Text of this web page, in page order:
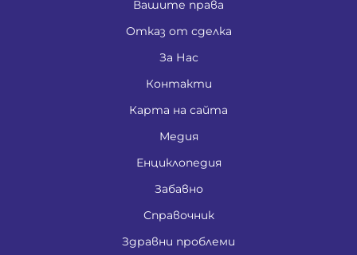
Вашите права
Отказ от сделка
За Нас
Контакти
Карта на сайта
Медия
Енциклопедия
Забавно
Справочник
Здравни проблеми